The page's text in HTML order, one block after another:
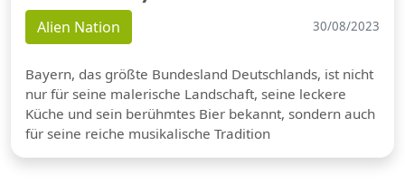
Alien Nation 30/08/2023
Bayern, das größte Bundesland Deutschlands, ist nicht
nur für seine malerische Landschaft, seine leckere
Küche und sein berühmtes Bier bekannt, sondern auch
für seine reiche musikalische Tradition